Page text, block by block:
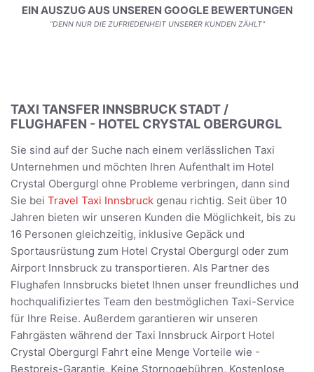
EIN AUSZUG AUS UNSEREN GOOGLE BEWERTUNGEN
"DENN NUR DIE ZUFRIEDENHEIT UNSERER KUNDEN ZÄHLT"
TAXI TANSFER INNSBRUCK STADT /
FLUGHAFEN - HOTEL CRYSTAL OBERGURGL
Sie sind auf der Suche nach einem verlässlichen Taxi
Unternehmen und möchten Ihren Aufenthalt im Hotel
Crystal Obergurgl ohne Probleme verbringen, dann sind
Sie bei Travel Taxi Innsbruck genau richtig. Seit über 10
Jahren bieten wir unseren Kunden die Möglichkeit, bis zu
16 Personen gleichzeitig, inklusive Gepäck und
Sportausrüstung zum Hotel Crystal Obergurgl oder zum
Airport Innsbruck zu transportieren. Als Partner des
Flughafen Innsbrucks bietet Ihnen unser freundliches und
hochqualifiziertes Team den bestmöglichen Taxi-Service
für Ihre Reise. Außerdem garantieren wir unseren
Fahrgästen während der Taxi Innsbruck Airport Hotel
Crystal Obergurgl Fahrt eine Menge Vorteile wie -
Bestpreis-Garantie, Keine Stornogebühren, Kostenlose